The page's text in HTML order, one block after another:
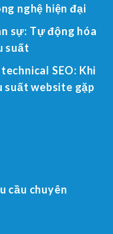
nghệ hiện đại
sự: Tự động hóa
suất
SEO: Khi
suất website gặp
cầu chuyên